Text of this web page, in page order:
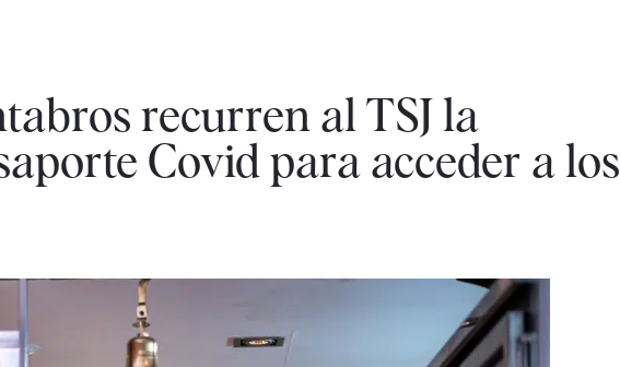
recurren al TSJ la
Covid para acceder a los